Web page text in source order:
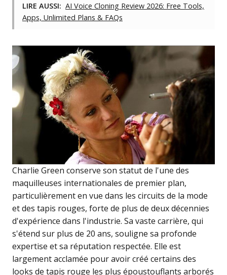
LIRE AUSSI: AI Voice Cloning Review 2026: Free Tools,
Apps, Unlimited Plans & FAQs
Charlie Green conserve son statut de l'une des
maquilleuses internationales de premier plan,
particulièrement en vue dans les circuits de la mode
et des tapis rouges, forte de plus de deux décennies
d'expérience dans l'industrie. Sa vaste carrière, qui
s'étend sur plus de 20 ans, souligne sa profonde
expertise et sa réputation respectée. Elle est
largement acclamée pour avoir créé certains des
looks de tapis rouge les plus époustouflants arborés